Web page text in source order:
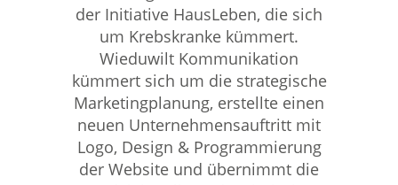
der Initiative HausLeben, die sich
um Krebskranke kümmert.
Wieduwilt Kommunikation
kümmert sich um die strategische
Marketingplanung, erstellte einen
neuen Unternehmensauftritt mit
Logo, Design & Programmierung
der Website und übernimmt die